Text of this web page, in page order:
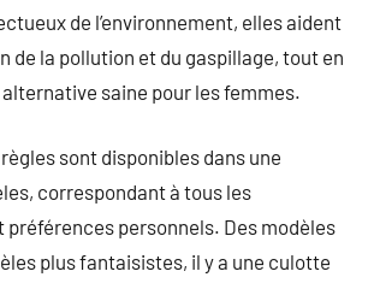
de l’environnement, elles aident
de la pollution et du gaspillage, tout en
saine pour les femmes.
sont disponibles dans une
correspondant à tous les
préférences personnels. Des modèles
plus fantaisistes, il y a une culotte